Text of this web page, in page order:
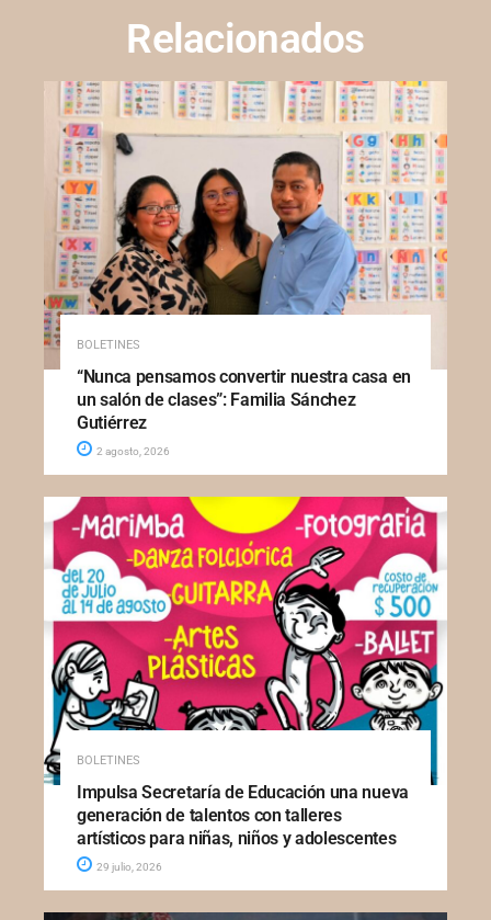
Relacionados
BOLETINES
“Nunca pensamos convertir nuestra casa en
un salón de clases”: Familia Sánchez
Gutiérrez
2 agosto, 2026
BOLETINES
Impulsa Secretaría de Educación una nueva
generación de talentos con talleres
artísticos para niñas, niños y adolescentes
29 julio, 2026